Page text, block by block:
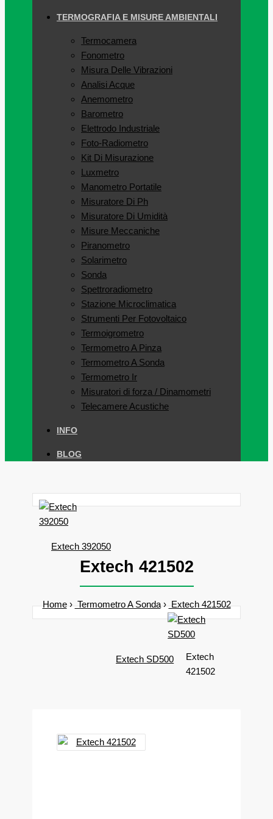
TERMOGRAFIA E MISURE AMBIENTALI
Termocamera
Fonometro
Misura Delle Vibrazioni
Analisi Acque
Anemometro
Barometro
Elettrodo Industriale
Foto-Radiometro
Kit Di Misurazione
Luxmetro
Manometro Portatile
Misuratore Di Ph
Misuratore Di Umidità
Misure Meccaniche
Piranometro
Solarimetro
Sonda
Spettroradiometro
Stazione Microclimatica
Strumenti Per Fotovoltaico
Termoigrometro
Termometro A Pinza
Termometro A Sonda
Termometro Ir
Misuratori di forza / Dinamometri
Telecamere Acustiche
INFO
BLOG
Extech 392050
Extech 421502
Home Termometro A Sonda Extech 421502
Extech SD500
Extech
421502